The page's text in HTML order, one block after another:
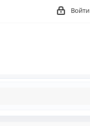
Войти